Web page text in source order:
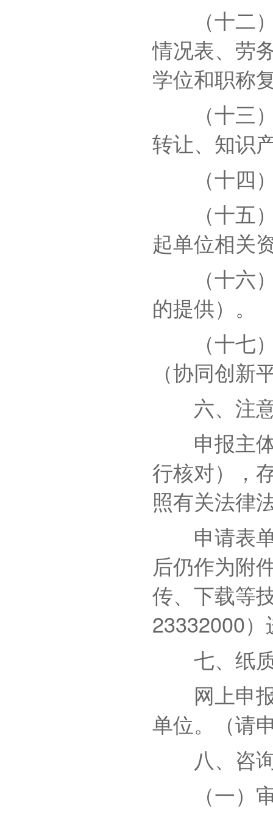
（十二）
情况表、劳
学位和职称
（十三）
转让、知识
（十四）
（十五）
起单位相关
（十六）
的提供）。
（十七）
（协同创
六、注
申报主体
行核对），
照有关法律
申请表单
后仍作为附
传、下载等
23332000
七、纸质
网上申报
单位。（请
八、咨
（一）审